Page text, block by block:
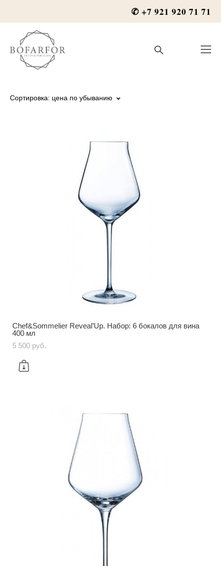
✆ +7 921 920 71 71
Сортировка: цена по убыванию
Chef&Sommelier Reveal’Up. Набор: 6 бокалов для вина
400 мл
5 500 pуб.